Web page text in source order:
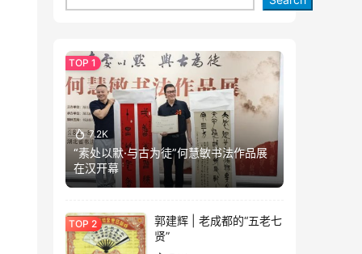
7.2K
“素处以默·与古为徒”何慧敏书法作品展
在汉开幕
郭建辉 | 老成都的“五老七
贤”